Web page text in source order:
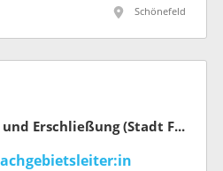
Schönefeld
Amt für Straßenbau und Erschließung (Stadt Frankfurt am Main)